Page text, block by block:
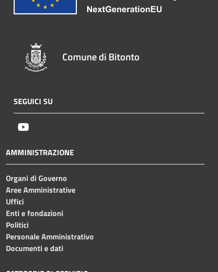
Comune di Bitonto
SEGUICI SU
AMMINISTRAZIONE
Organi di Governo
Aree Amministrative
Uffici
Enti e fondazioni
Politici
Personale Amministrativo
Documenti e dati